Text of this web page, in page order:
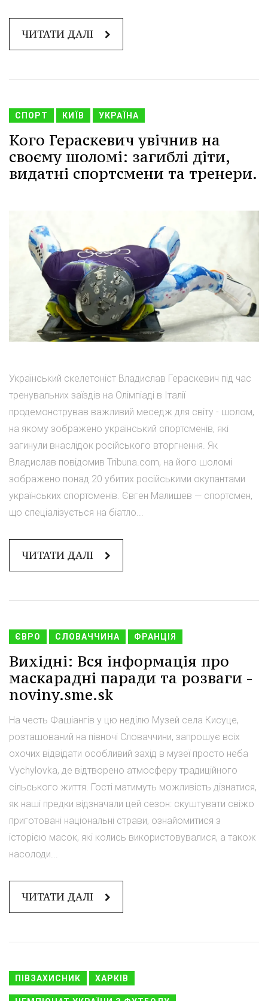
ЧИТАТИ ДАЛІ
СПОРТ КИЇВ УКРАЇНА
Кого Гераскевич увічнив на
своєму шоломі: загиблі діти,
видатні спортсмени та тренери.
Український скелетоніст Владислав Гераскевич під час
тренувальних заїздів на Олімпіаді в Італії
продемонстрував важливий меседж для світу - шолом,
на якому зображено український спортсменів, які
загинули внаслідок російського вторгнення. Як
Владислав повідомив Tribuna.com, на його шоломі
зображено понад 20 убитих російськими окупантами
українських спортсменів. Євген Малишев — спортсмен,
що спеціалізується на біатло...
ЧИТАТИ ДАЛІ
ЄВРО СЛОВАЧЧИНА ФРАНЦІЯ
Вихідні: Вся інформація про
маскарадні паради та розваги -
noviny.sme.sk
На честь Фашіангів у цю неділю Музей села Кисуце,
розташований на півночі Словаччини, запрошує всіх
охочих відвідати особливий захід в музеї просто неба
Vychylovka, де відтворено атмосферу традиційного
сільського життя. Гості матимуть можливість дізнатися,
як наші предки відзначали цей сезон: скуштувати свіжо
приготовані національні страви, ознайомитися з
історією масок, які колись використовувалися, а також
насолоди...
ЧИТАТИ ДАЛІ
ПІВЗАХИСНИК ХАРКІВ